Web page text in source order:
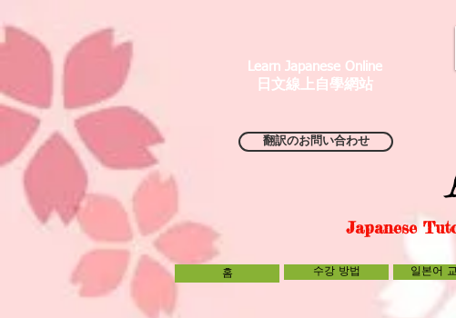
Learn Japanese Online
日文線上自學網站
Japanese
翻訳のお問い合わせ
홈 수강 방법 일본어